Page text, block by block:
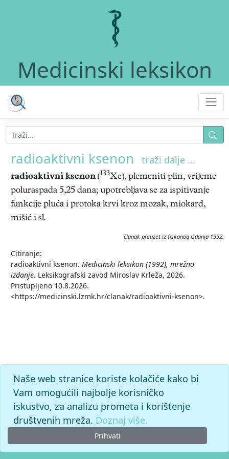
Medicinski leksikon
radioaktivni ksenon traži dalje ...
radioaktivni ksenon (133Xe), plemeniti plin, vrijeme
poluraspada 5,25 dana; upotrebljava se za ispitivanje
funkcije pluća i protoka krvi kroz mozak, miokard,
mišić i sl.
članak preuzet iz tiskanog izdanja 1992.
Citiranje:
radioaktivni ksenon. Medicinski leksikon (1992), mrežno
izdanje. Leksikografski zavod Miroslav Krleža, 2026.
Pristupljeno 10.8.2026.
<https://medicinski.lzmk.hr/clanak/radioaktivni-ksenon>.
Naše web stranice koriste kolačiće kako bi
Vam omogućili najbolje korisničko
iskustvo, za analizu prometa i korištenje
društvenih mreža. Doznaj više.
Prihvati
© 2026. -Leksikografski zavodMiroslav Krleža